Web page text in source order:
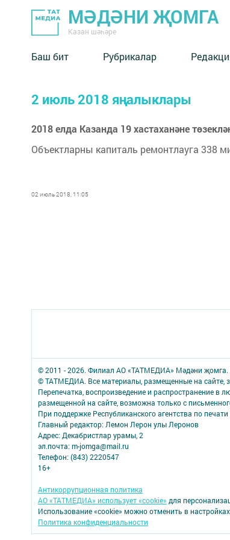
МӘДӘНИ ҖОМГА
Казан шәһәре
Баш бит Рубрикалар
2 июль 2018 яңалыклары
2018 елда Казанда 19 хастаханәне
Объектларны капиталь ремонтлауга 338
02 июль 2018, 11:05
© 2011 - 2026. Филиал АО «ТАТМЕДИА» Мәдәни
© ТАТМЕДИА. Все материалы, размещенные на сайте,
Перепечатка, воспроизведение и распространение в
размещенной на сайте, возможна только с
При поддержке Республиканского агентства по
Главный редактор: Лемон Лерон улы Леронов
Адрес: Декабристлар урамы, 2
эл.почта: m-jomga@mail.ru
Телефон: (843) 2220547
16+
Антикоррупционная политика
АО «ТАТМЕДИА» использует «cookie» для
Использование «cookie» можно отменить в
Политика конфиденциальности